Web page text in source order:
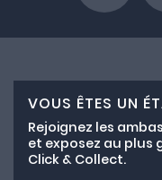
VOUS ÊTES UN
Rejoignez les
et exposez au plus
Click & Collect.